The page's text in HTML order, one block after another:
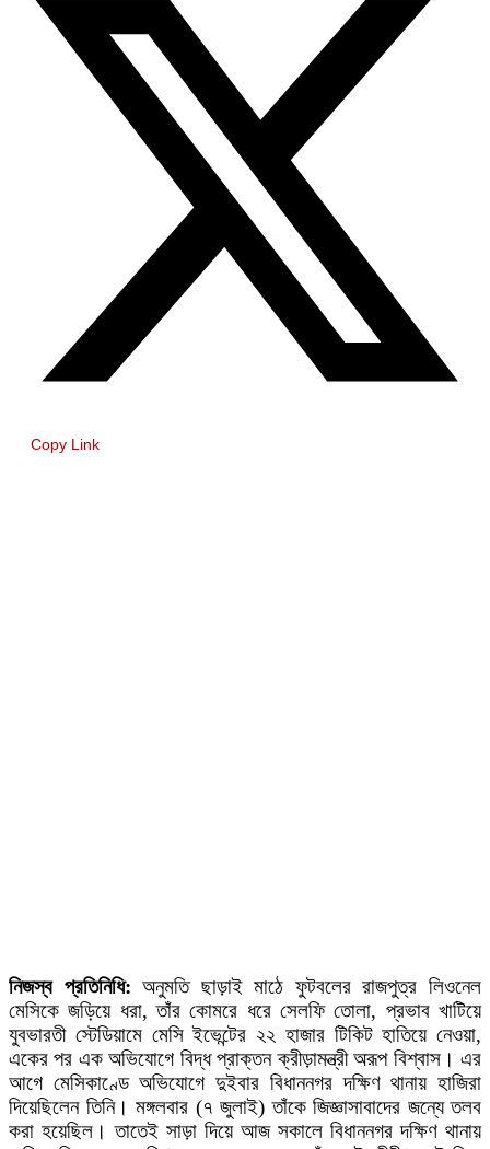
Copy Link
নিজস্ব প্রতিনিধি: অনুমতি ছাড়াই মাঠে ফুটবলের রাজপুত্র লিওনেল
মেসিকে জড়িয়ে ধরা, তাঁর কোমরে ধরে সেলফি তোলা, প্রভাব খাটিয়ে
যুবভারতী স্টেডিয়ামে মেসি ইভেন্টের ২২ হাজার টিকিট হাতিয়ে নেওয়া,
একের পর এক অভিযোগে বিদ্ধ প্রাক্তন ক্রীড়ামন্ত্রী অরূপ বিশ্বাস। এর
আগে মেসিকাণ্ডে অভিযোগে দুইবার বিধাননগর দক্ষিণ থানায় হাজিরা
দিয়েছিলেন তিনি। মঙ্গলবার (৭ জুলাই) তাঁকে জিজ্ঞাসাবাদের জন্যে তলব
করা হয়েছিল। তাতেই সাড়া দিয়ে আজ সকালে বিধাননগর দক্ষিণ থানায়